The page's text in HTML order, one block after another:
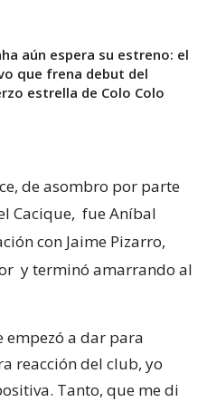
aún espera su estreno: el
que frena debut del
estrella de Colo Colo
de asombro por parte
Cacique, fue Aníbal
con Jaime Pizarro,
y terminó amarrando al
empezó a dar para
reacción del club, yo
Tanto, que me di